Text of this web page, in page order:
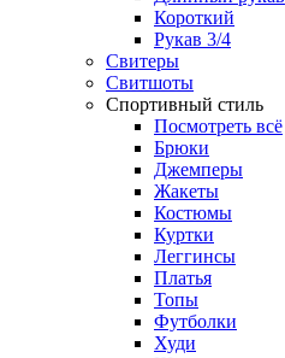
Короткий
Рукав 3/4
Свитеры
Свитшоты
Спортивный стиль
Посмотреть всё
Брюки
Джемперы
Жакеты
Костюмы
Куртки
Леггинсы
Платья
Топы
Футболки
Худи